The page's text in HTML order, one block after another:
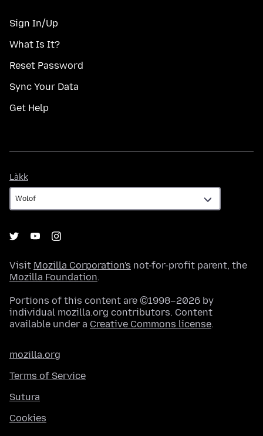
Sign In/Up
What Is It?
Reset Password
Sync Your Data
Get Help
Làkk
Visit Mozilla Corporation's not-for-profit parent, the
Mozilla Foundation.
Portions of this content are ©1998–2026 by
individual mozilla.org contributors. Content
available under a Creative Commons license.
mozilla.org
Terms of Service
Sutura
Cookies